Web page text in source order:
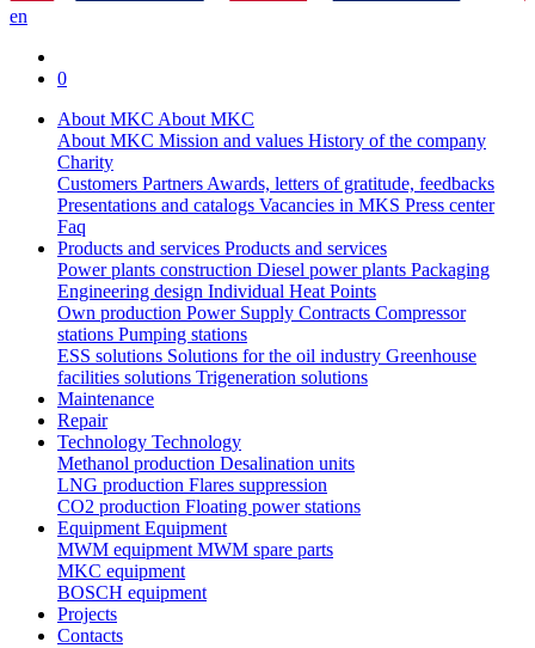
en
0
About MKC About MKC
About MKC Mission and values History of the company
Charity
Customers PartnersAwards, letters of gratitude, feedbacks
Presentations and catalogs Vacancies in MKS Press center
Faq
Products and services Products and services
Power plants construction Diesel power plants Packaging
Engineering design Individual Heat Points
Own production Power Supply Contracts Compressor
stations Pumping stations
ESS solutions Solutions for the oil industry Greenhouse
facilities solutions Trigeneration solutions
Maintenance
Repair
Technology Technology
Methanol production Desalination units
LNG production Flares suppression
СО2 production Floating power stations
EquipmentEquipment
MWM equipmentMWM spare parts
MKC equipment
BOSCH equipment
Projects
Contacts